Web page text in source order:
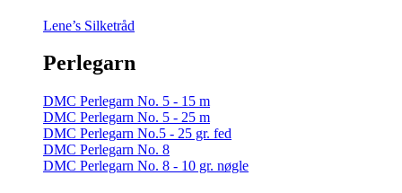
Lene’s Silketråd
Perlegarn
DMC Perlegarn No. 5 - 15 m
DMC Perlegarn No. 5 - 25 m
DMC Perlegarn No.5 - 25 gr. fed
DMC Perlegarn No. 8
DMC Perlegarn No. 8 - 10 gr. nøgle